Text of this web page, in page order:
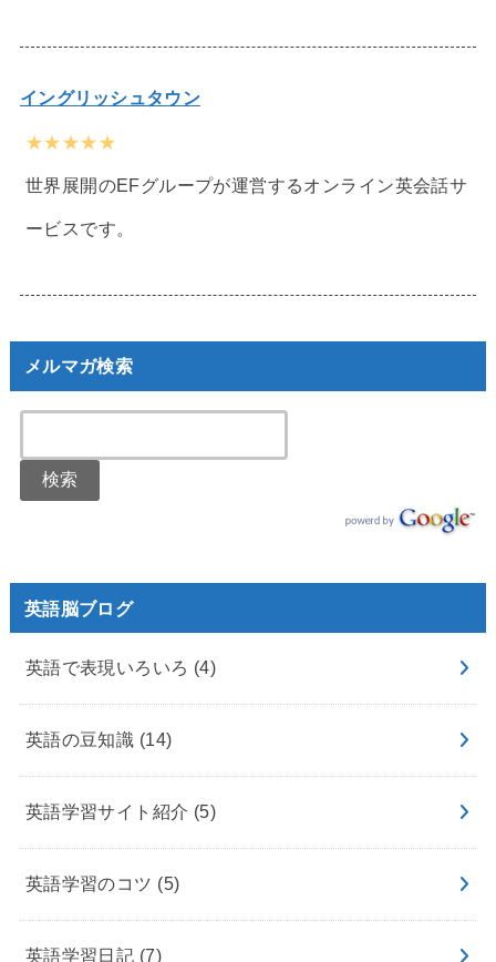
イングリッシュタウン
★★★★★
世界展開のEFグループが運営するオンライン英会話サ
ービスです。
メルマガ検索
英語脳ブログ
英語で表現いろいろ (4)
英語の豆知識 (14)
英語学習サイト紹介 (5)
英語学習のコツ (5)
英語学習日記 (7)